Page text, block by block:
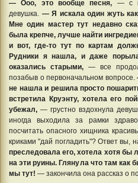
— Ооо, это вообще песня, — с
девушка. — Я искала один жуть
Мне один мастер тут недавно
была крепче, лучше найти
и вот, где-то тут по картам
Рудники я нашла, и даже
оказались старыми, — все
позабыв о первоначальном вопросе.
не нашла и решила просто
встретила Круэнту, хотела его
убежал, — грустно вздохнула
иногда выходила за рамки
посчитать опасного хищника
криками "дай погладить"? Ответ вы,
преследовала его, хотела хотя бы
на эти руины. Глянула что там как
мы тут! — закончила она рассказ о